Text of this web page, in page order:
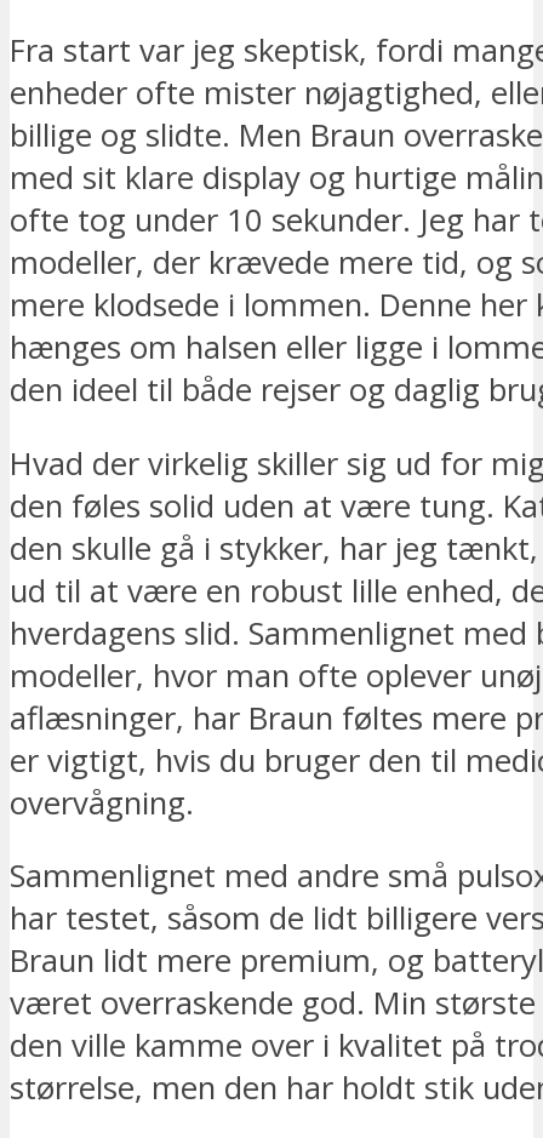
Fra start var jeg skeptisk, fordi
enheder ofte mister nøjagtighed,
billige og slidte. Men Braun
med sit klare display og hurtige
ofte tog under 10 sekunder. Jeg har
modeller, der krævede mere tid, og
mere klodsede i lommen. Denne her
hænges om halsen eller ligge i
den ideel til både rejser og daglig
Hvad der virkelig skiller sig ud for
den føles solid uden at være tung.
den skulle gå i stykker, har jeg
ud til at være en robust lille enhed,
hverdagens slid. Sammenlignet med
modeller, hvor man ofte oplever
aflæsninger, har Braun føltes mere
er vigtigt, hvis du bruger den til
overvågning.
Sammenlignet med andre små
har testet, såsom de lidt billigere
Braun lidt mere premium, og
været overraskende god. Min
den ville kamme over i kvalitet på
størrelse, men den har holdt stik